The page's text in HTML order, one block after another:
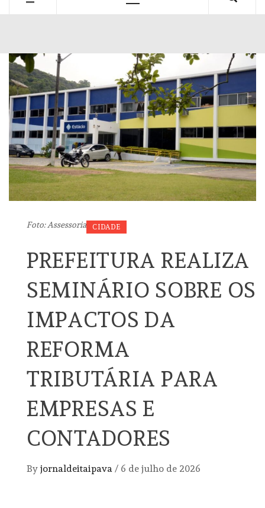
Foto: Assessoria CIDADE
PREFEITURA REALIZA
SEMINÁRIO SOBRE OS
IMPACTOS DA
REFORMA
TRIBUTÁRIA PARA
EMPRESAS E
CONTADORES
By jornaldeitaipava / 6 de julho de 2026